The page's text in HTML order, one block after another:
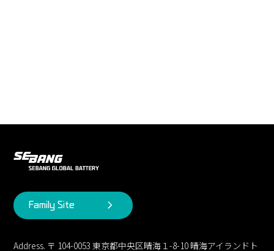
Family Site
Address. 〒 104-0053 東京都中央区晴海１-8-10 晴海アイランドト